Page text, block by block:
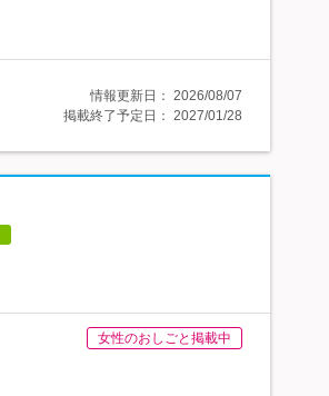
情報更新日： 2026/08/07
掲載終了予定日： 2027/01/28
女性のおしごと掲載中